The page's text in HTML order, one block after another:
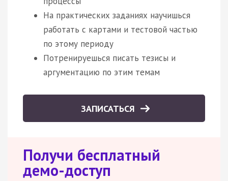
На практических заданиях научишься
работать с картами и тестовой частью
по этому периоду
Потренируешься писать тезисы и
аргументацию по этим темам
ЗАПИСАТЬСЯ
Получи бесплатный
демо-доступ